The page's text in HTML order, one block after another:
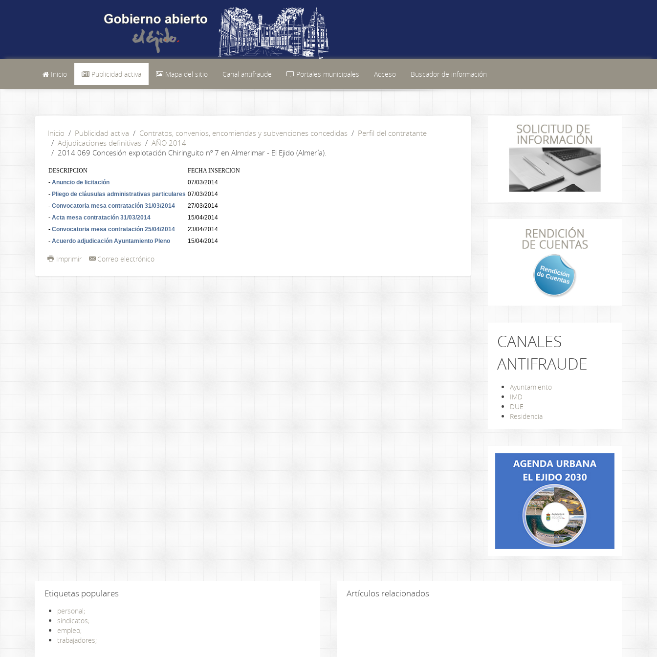
Inicio Publicidad activa Mapa del sitio Canal antifraude Portales municipales Acceso Buscador de información
Inicio Publicidad activa Contratos, convenios, encomiendas y subvenciones concedidas
Perfil del contratante
Adjudicaciones definitivas
AÑO 2014
2014 069 Concesión explotación Chiringuito nº 7 en Almerimar - El Ejido (Almería).
DESCRIPCION
FECHA INSERCION
- Anuncio de licitación
07/03/2014
- Pliego de cláusulas administrativas particulares 07/03/2014
- Convocatoria mesa contratación 31/03/2014
27/03/2014
- Acta mesa contratación 31/03/2014
15/04/2014
- Convocatoria mesa contratación 25/04/2014
23/04/2014
- Acuerdo adjudicación Ayuntamiento Pleno 15/04/2014
Imprimir Correo electrónico
CANALES
ANTIFRAUDE
Ayuntamiento
IMD
DUE
Residencia
Etiquetas populares
personal;
sindicatos;
empleo;
trabajadores;
Artículos relacionados